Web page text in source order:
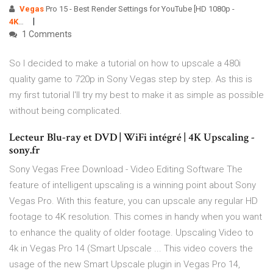
Vegas Pro 15 - Best Render Settings for YouTube [HD 1080p -
4K…
1 Comments
So I decided to make a tutorial on how to upscale a 480i
quality game to 720p in Sony Vegas step by step. As this is
my first tutorial I'll try my best to make it as simple as possible
without being complicated.
Lecteur Blu-ray et DVD | WiFi intégré | 4K Upscaling -
sony.fr
Sony Vegas Free Download - Video Editing Software The
feature of intelligent upscaling is a winning point about Sony
Vegas Pro. With this feature, you can upscale any regular HD
footage to 4K resolution. This comes in handy when you want
to enhance the quality of older footage. Upscaling Video to
4k in Vegas Pro 14 (Smart Upscale ... This video covers the
usage of the new Smart Upscale plugin in Vegas Pro 14,